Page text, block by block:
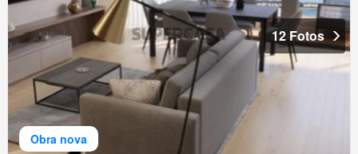
Obra nova
12 Fotos